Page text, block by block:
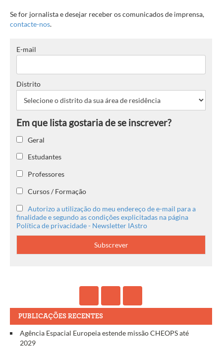
Se for jornalista e desejar receber os comunicados de imprensa,
contacte-nos.
E-mail
Distrito
Geral
Estudantes
Professores
Cursos / Formação
Autorizo a utilização do meu endereço de e-mail para a
finalidade e segundo as condições explicitadas na página
Política de privacidade - Newsletter IAstro
PUBLICAÇÕES RECENTES
Agência Espacial Europeia estende missão CHEOPS até
2029